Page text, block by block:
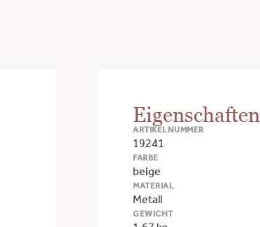
Eigenschaften
ARTIKELNUMMER
19241
FARBE
beige
MATERIAL
Metall
GEWICHT